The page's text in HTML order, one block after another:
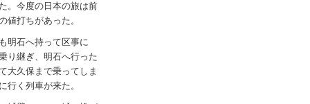
。今度の日本の旅は前
値打ちがあった。
明石へ持って区事に
り継ぎ、明石へ行った
大久保まで乗ってしま
行く列車が来た。